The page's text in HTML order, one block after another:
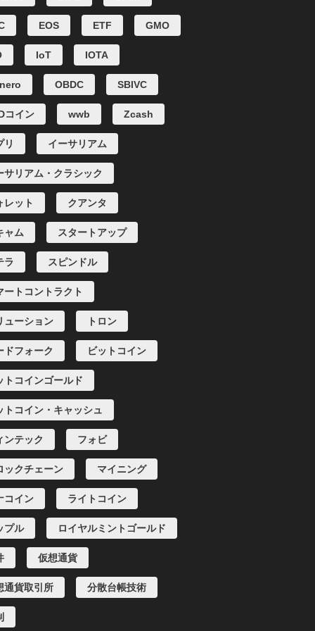
EOS ETF GMO
IoT IOTA
OBDC SBIVC
コイン wwb Zcash
リ イーサリアム
サリアム・クラシック
レット クアンタ
ャム スタートアップ
ラ スピンドル
ートコントラクト
ューション トロン
ドフォーク ビットコイン
トコインゴールド
トコイン・キャッシュ
ンテック フォビ
ックチェーン マイニング
コイン ライトコイン
プル ロイヤルミントゴールド
仮想通貨
通貨取引所 分散台帳技術